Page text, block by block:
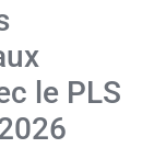
le PLS